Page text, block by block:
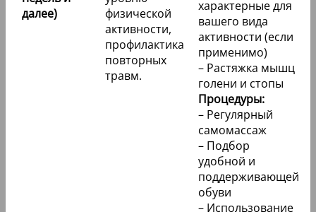
далее)
физической
активности,
профилактика
повторных
травм.
характерные для
вашего вида
активности (если
применимо)
– Растяжка мышц
голени и стопы
Процедуры:
– Регулярный
самомассаж
– Подбор
удобной и
поддерживающей
обуви
– Использование